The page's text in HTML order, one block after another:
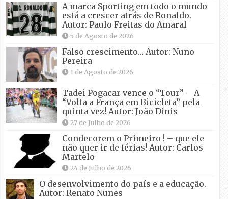
A marca Sporting em todo o mundo
está a crescer atrás de Ronaldo.
Autor: Paulo Freitas do Amaral
5 de Agosto de 2026
Falso crescimento… Autor: Nuno
Pereira
1 de Agosto de 2026
Tadei Pogacar vence o “Tour” – A
“Volta a França em Bicicleta” pela
quinta vez! Autor: João Dinis
27 de Julho de 2026
Condecorem o Primeiro ! – que ele
não quer ir de férias! Autor: Carlos
Martelo
24 de Julho de 2026
O desenvolvimento do país e a educação.
Autor: Renato Nunes